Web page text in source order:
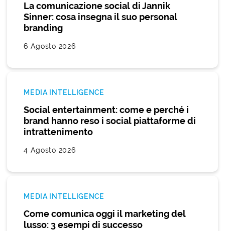
La comunicazione social di Jannik
Sinner: cosa insegna il suo personal
branding
6 Agosto 2026
MEDIA INTELLIGENCE
Social entertainment: come e perché i
brand hanno reso i social piattaforme di
intrattenimento
4 Agosto 2026
MEDIA INTELLIGENCE
Come comunica oggi il marketing del
lusso: 3 esempi di successo